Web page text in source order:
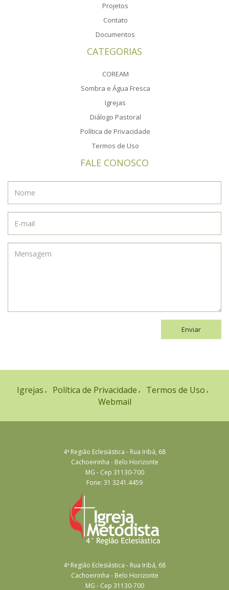
Projetos
Contato
Documentos
CATEGORIAS
COREAM
Sombra e Água Fresca
Igrejas
Diálogo Pastoral
Política de Privacidade
Termos de Uso
FALE CONOSCO
Enviar
Igrejas Política de Privacidade
Termos de Uso
Webmail
4ª Região Eclesiástica - Rua Iribá, 68
Cachoeirinha - Belo Horizonte
MG - Cep 31130-700
Fone: 31 3241.4459
4ª Região Eclesiástica - Rua Iribá, 68
Cachoeirinha - Belo Horizonte
MG - Cep 31130-700